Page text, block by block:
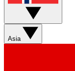
Asia